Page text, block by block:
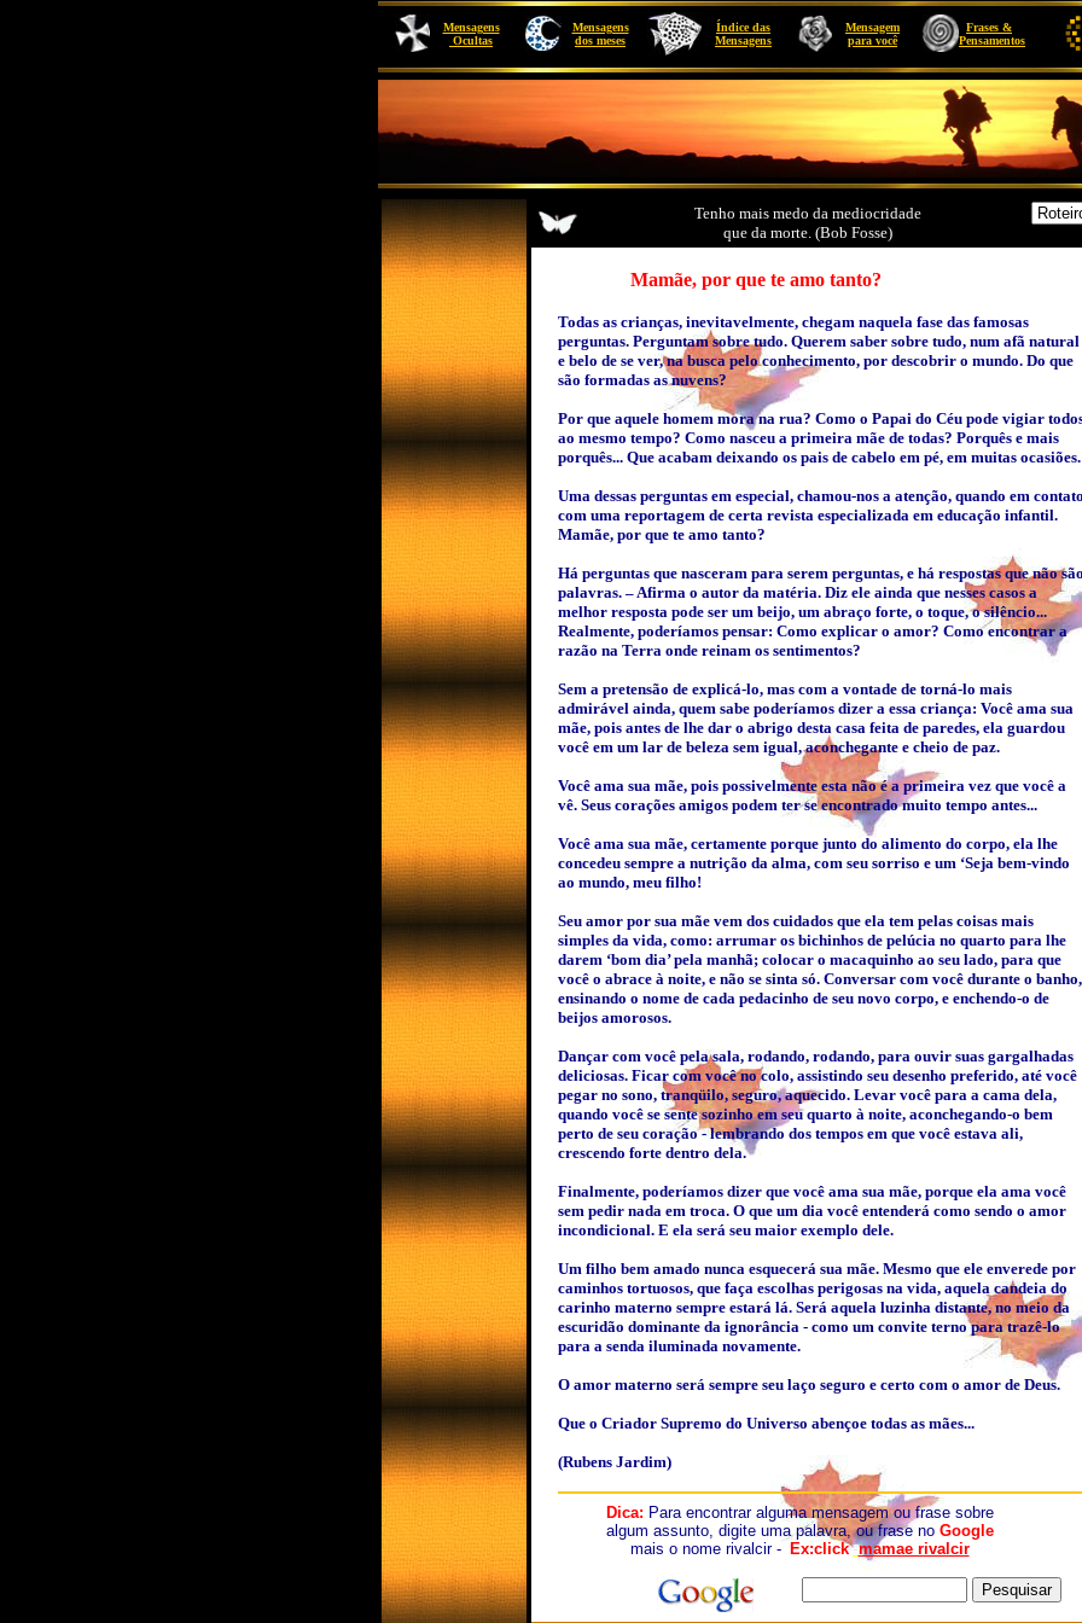
Mensagens
Ocultas
Mensagens
dos meses
Índice das
Mensagens
Mensagem
para você
Frases &
Pensamentos
Tenho mais medo da mediocridade
que da morte. (Bob Fosse)
Mamãe, por que te amo tanto?
Todas as crianças, inevitavelmente, chegam naquela fase das famosas
perguntas. Perguntam sobre tudo. Querem saber sobre tudo, num afã natural
e belo de se ver, na busca pelo conhecimento, por descobrir o mundo. Do que
são formadas as nuvens?
Por que aquele homem mora na rua? Como o Papai do Céu pode vigiar
ao mesmo tempo? Como nasceu a primeira mãe de todas? Porquês e mais
porquês... Que acabam deixando os pais de cabelo em pé, em muitas ocasiões.
Uma dessas perguntas em especial, chamou-nos a atenção, quando em
com uma reportagem de certa revista especializada em educação infantil.
Mamãe, por que te amo tanto?
Há perguntas que nasceram para serem perguntas, e há respostas que não
palavras. – Afirma o autor da matéria. Diz ele ainda que nesses casos a
melhor resposta pode ser um beijo, um abraço forte, o toque, o silêncio...
Realmente, poderíamos pensar: Como explicar o amor? Como encontrar a
razão na Terra onde reinam os sentimentos?
Sem a pretensão de explicá-lo, mas com a vontade de torná-lo mais
admirável ainda, quem sabe poderíamos dizer a essa criança: Você ama sua
mãe, pois antes de lhe dar o abrigo desta casa feita de paredes, ela guardou
você em um lar de beleza sem igual, aconchegante e cheio de paz.
Você ama sua mãe, pois possivelmente esta não é a primeira vez que você a
vê. Seus corações amigos podem ter se encontrado muito tempo antes...
Você ama sua mãe, certamente porque junto do alimento do corpo, ela lhe
concedeu sempre a nutrição da alma, com seu sorriso e um ‘Seja bem-vindo
ao mundo, meu filho!
Seu amor por sua mãe vem dos cuidados que ela tem pelas coisas mais
simples da vida, como: arrumar os bichinhos de pelúcia no quarto para lhe
darem ‘bom dia’ pela manhã; colocar o macaquinho ao seu lado, para que
você o abrace à noite, e não se sinta só. Conversar com você durante o banho,
ensinando o nome de cada pedacinho de seu novo corpo, e enchendo-o de
beijos amorosos.
Dançar com você pela sala, rodando, rodando, para ouvir suas gargalhadas
deliciosas. Ficar com você no colo, assistindo seu desenho preferido, até você
pegar no sono, tranqüilo, seguro, aquecido. Levar você para a cama dela,
quando você se sente sozinho em seu quarto à noite, aconchegando-o bem
perto de seu coração - lembrando dos tempos em que você estava ali,
crescendo forte dentro dela.
Finalmente, poderíamos dizer que você ama sua mãe, porque ela ama você
sem pedir nada em troca. O que um dia você entenderá como sendo o amor
incondicional. E ela será seu maior exemplo dele.
Um filho bem amado nunca esquecerá sua mãe. Mesmo que ele enverede por
caminhos tortuosos, que faça escolhas perigosas na vida, aquela candeia do
carinho materno sempre estará lá. Será aquela luzinha distante, no meio da
escuridão dominante da ignorância - como um convite terno para trazê-lo
para a senda iluminada novamente.
O amor materno será sempre seu laço seguro e certo com o amor de Deus.
Que o Criador Supremo do Universo abençoe todas as mães...
(Rubens Jardim)
Dica: Para encontrar alguma mensagem ou frase sobre
algum assunto, digite uma palavra, ou frase no Google
mais o nome rivalcir - Ex:click mamae rivalcir